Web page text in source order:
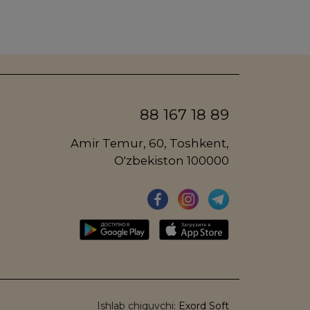
88 167 18 89
Amir Temur, 60, Toshkent,
O'zbekiston 100000
Ishlab chiquvchi: Exord Soft